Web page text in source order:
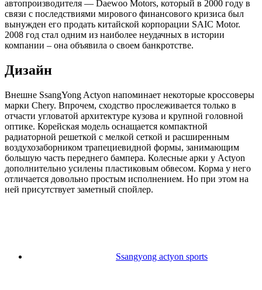
автопроизводителя — Daewoo Motors, который в 2000 году в
связи с последствиями мирового финансового кризиса был
вынужден его продать китайской корпорации SAIC Motor.
2008 год стал одним из наиболее неудачных в истории
компании – она объявила о своем банкротстве.
Дизайн
Внешне SsangYong Actyon напоминает некоторые кроссоверы
марки Chery. Впрочем, сходство прослеживается только в
отчасти угловатой архитектуре кузова и крупной головной
оптике. Корейская модель оснащается компактной
радиаторной решеткой с мелкой сеткой и расширенным
воздухозаборником трапециевидной формы, занимающим
большую часть переднего бампера. Колесные арки у Actyon
дополнительно усилены пластиковым обвесом. Корма у него
отличается довольно простым исполнением. Но при этом на
ней присутствует заметный спойлер.
Ssangyong actyon sports